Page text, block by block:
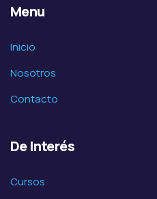
Menu
Inicio
Nosotros
Contacto
De Interés
Cursos